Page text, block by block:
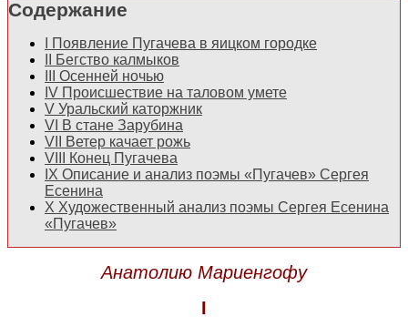
Содержание
Появление Пугачева в яицком городке
Бегство калмыков
Осенней ночью
IV Происшествие на таловом умете
V Уральский каторжник
VI В стане Зарубина
VII
Ветер качает рожь
VIII
Конец Пугачева
IX Описание и анализ поэмы «Пугачев» Сергея
Есенина
X Художественный анализ поэмы Сергея Есенина
«Пугачев»
Анатолию Мариенгофу
I